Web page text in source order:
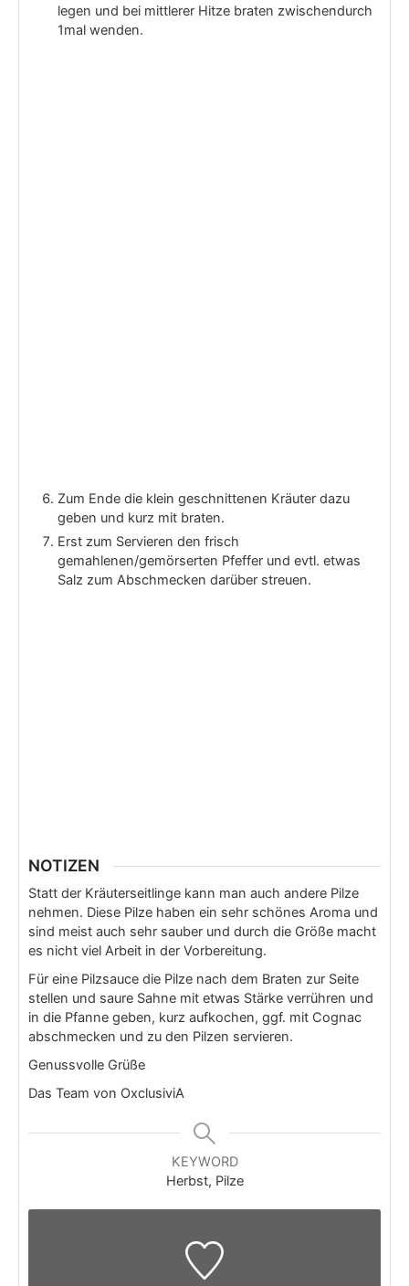
legen und bei mittlerer Hitze braten zwischendurch
1mal wenden.
Zum Ende die klein geschnittenen Kräuter dazu
geben und kurz mit braten.
Erst zum Servieren den frisch
gemahlenen/gemörserten Pfeffer und evtl. etwas
Salz zum Abschmecken darüber streuen.
NOTIZEN
Statt der Kräuterseitlinge kann man auch andere Pilze
nehmen. Diese Pilze haben ein sehr schönes Aroma und
sind meist auch sehr sauber und durch die Größe macht
es nicht viel Arbeit in der Vorbereitung.
Für eine Pilzsauce die Pilze nach dem Braten zur Seite
stellen und saure Sahne mit etwas Stärke verrühren und
in die Pfanne geben, kurz aufkochen, ggf. mit Cognac
abschmecken und zu den Pilzen servieren.
Genussvolle Grüße
Das Team von OxclusiviA
KEYWORD
Herbst, Pilze